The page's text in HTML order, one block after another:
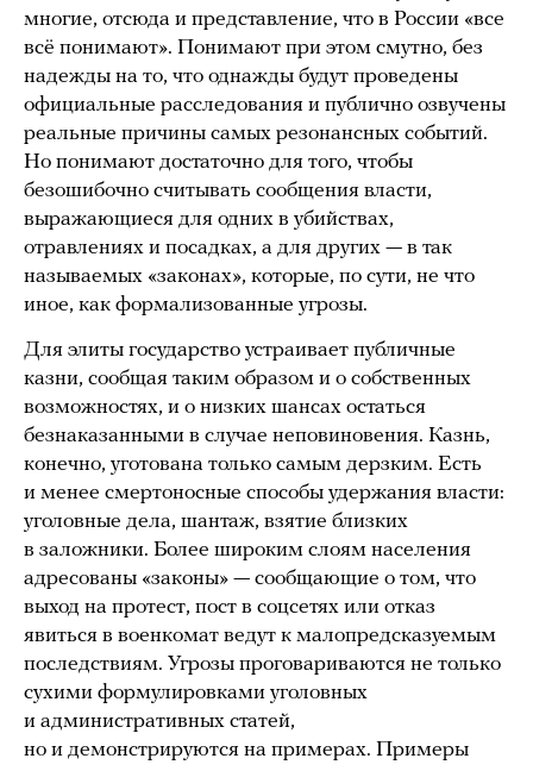
многие, отсюда и представление, что в России «все
всё понимают». Понимают при этом смутно, без
надежды на то, что однажды будут проведены
официальные расследования и публично озвучены
реальные причины самых резонансных событий.
Но понимают достаточно для того, чтобы
безошибочно считывать сообщения власти,
выражающиеся для одних в убийствах,
отравлениях и посадках, а для других — в так
называемых «законах», которые, по сути, не что
иное, как формализованные угрозы.
Для элиты государство устраивает публичные
казни, сообщая таким образом и о собственных
возможностях, и о низких шансах остаться
безнаказанными в случае неповиновения. Казнь,
конечно, уготована только самым дерзким. Есть
и менее смертоносные способы удержания власти:
уголовные дела, шантаж, взятие близких
в заложники. Более широким слоям населения
адресованы «законы» — сообщающие о том, что
выход на протест, пост в соцсетях или отказ
явиться в военкомат ведут к малопредсказуемым
последствиям. Угрозы проговариваются не только
сухими формулировками уголовных
и административных статей,
но и демонстрируются на примерах. Примеры